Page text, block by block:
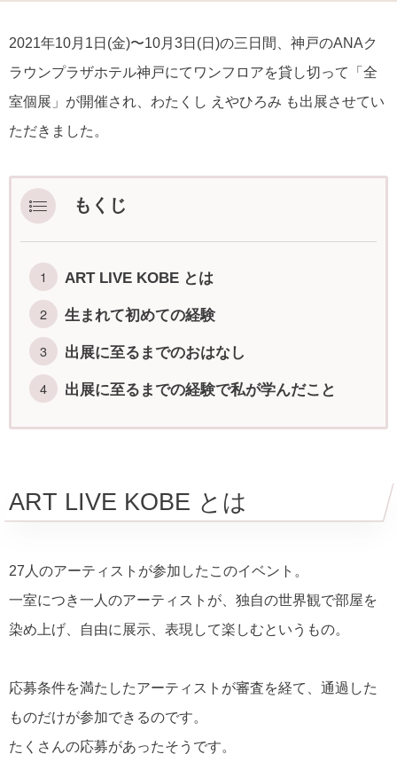
2021年10月1日(金)〜10月3日(日)の三日間、神戸のANAク
ラウンプラザホテル神戸にてワンフロアを貸し切って「全
室個展」が開催され、わたくし えやひろみ も出展させてい
ただきました。
もくじ
ART LIVE KOBE とは
生まれて初めての経験
出展に至るまでのおはなし
出展に至るまでの経験で私が学んだこと
ART LIVE KOBE とは
27人のアーティストが参加したこのイベント。
一室につき一人のアーティストが、独自の世界観で部屋を
染め上げ、自由に展示、表現して楽しむというもの。
応募条件を満たしたアーティストが審査を経て、通過した
ものだけが参加できるのです。
たくさんの応募があったそうです。